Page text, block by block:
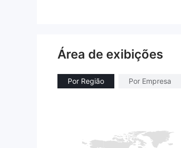
Área de exibições
Por Região Por Empresa